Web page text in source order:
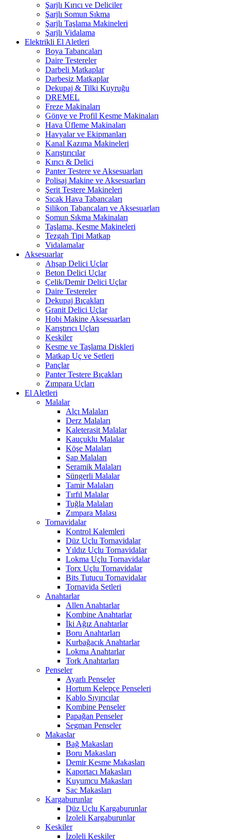
Şarjlı Kırıcı ve Deliciler
Şarjlı Somun Sıkma
Şarjlı Taşlama Makineleri
Şarjlı Vidalama
Elektrikli El Aletleri
Boya Tabancaları
Daire Testereler
Darbeli Matkaplar
Darbesiz Matkaplar
Dekupaj & Tilki Kuyruğu
DREMEL
Freze Makinaları
Gönye ve Profil Kesme Makinaları
Hava Üfleme Makinaları
Havyalar ve Ekipmanları
Kanal Kazıma Makineleri
Karıştırıcılar
Kırıcı & Delici
Panter Testere ve Aksesuarları
Polisaj Makine ve Aksesuarları
Şerit Testere Makineleri
Sıcak Hava Tabancaları
Silikon Tabancaları ve Aksesuarları
Somun Sıkma Makinaları
Taşlama, Kesme Makineleri
Tezgah Tipi Matkap
Vidalamalar
Aksesuarlar
Ahşap Delici Uçlar
Beton Delici Uçlar
Çelik/Demir Delici Uçlar
Daire Testereler
Dekupaj Bıçakları
Granit Delici Uçlar
Hobi Makine Aksesuarları
Karıştırıcı Uçları
Keskiler
Kesme ve Taşlama Diskleri
Matkap Uç ve Setleri
Pançlar
Panter Testere Bıçakları
Zımpara Uçları
El Aletleri
Malalar
Alçı Malaları
Derz Malaları
Kaleterasit Malalar
Kauçuklu Malalar
Köşe Malaları
Şap Malaları
Seramik Malaları
Süngerli Malalar
Tamir Malaları
Tırfıl Malalar
Tuğla Malaları
Zımpara Malası
Tornavidalar
Kontrol Kalemleri
Düz Uçlu Tornavidalar
Yıldız Uçlu Tornavidalar
Lokma Uçlu Tornavidalar
Torx Uçlu Tornavidalar
Bits Tutucu Tornavidalar
Tornavida Setleri
Anahtarlar
Allen Anahtarlar
Kombine Anahtarlar
İki Ağız Anahtarlar
Boru Anahtarları
Kurbağacık Anahtarlar
Lokma Anahtarlar
Tork Anahtarları
Penseler
Ayarlı Penseler
Hortum Kelepçe Penseleri
Kablo Sıyırıcılar
Kombine Penseler
Papağan Penseler
Segman Penseler
Makaslar
Bağ Makasları
Boru Makasları
Demir Kesme Makasları
Kaportacı Makasları
Kuyumcu Makasları
Sac Makasları
Kargaburunlar
Düz Uçlu Kargaburunlar
İzoleli Kargaburunlar
Keskiler
İzoleli Keskiler